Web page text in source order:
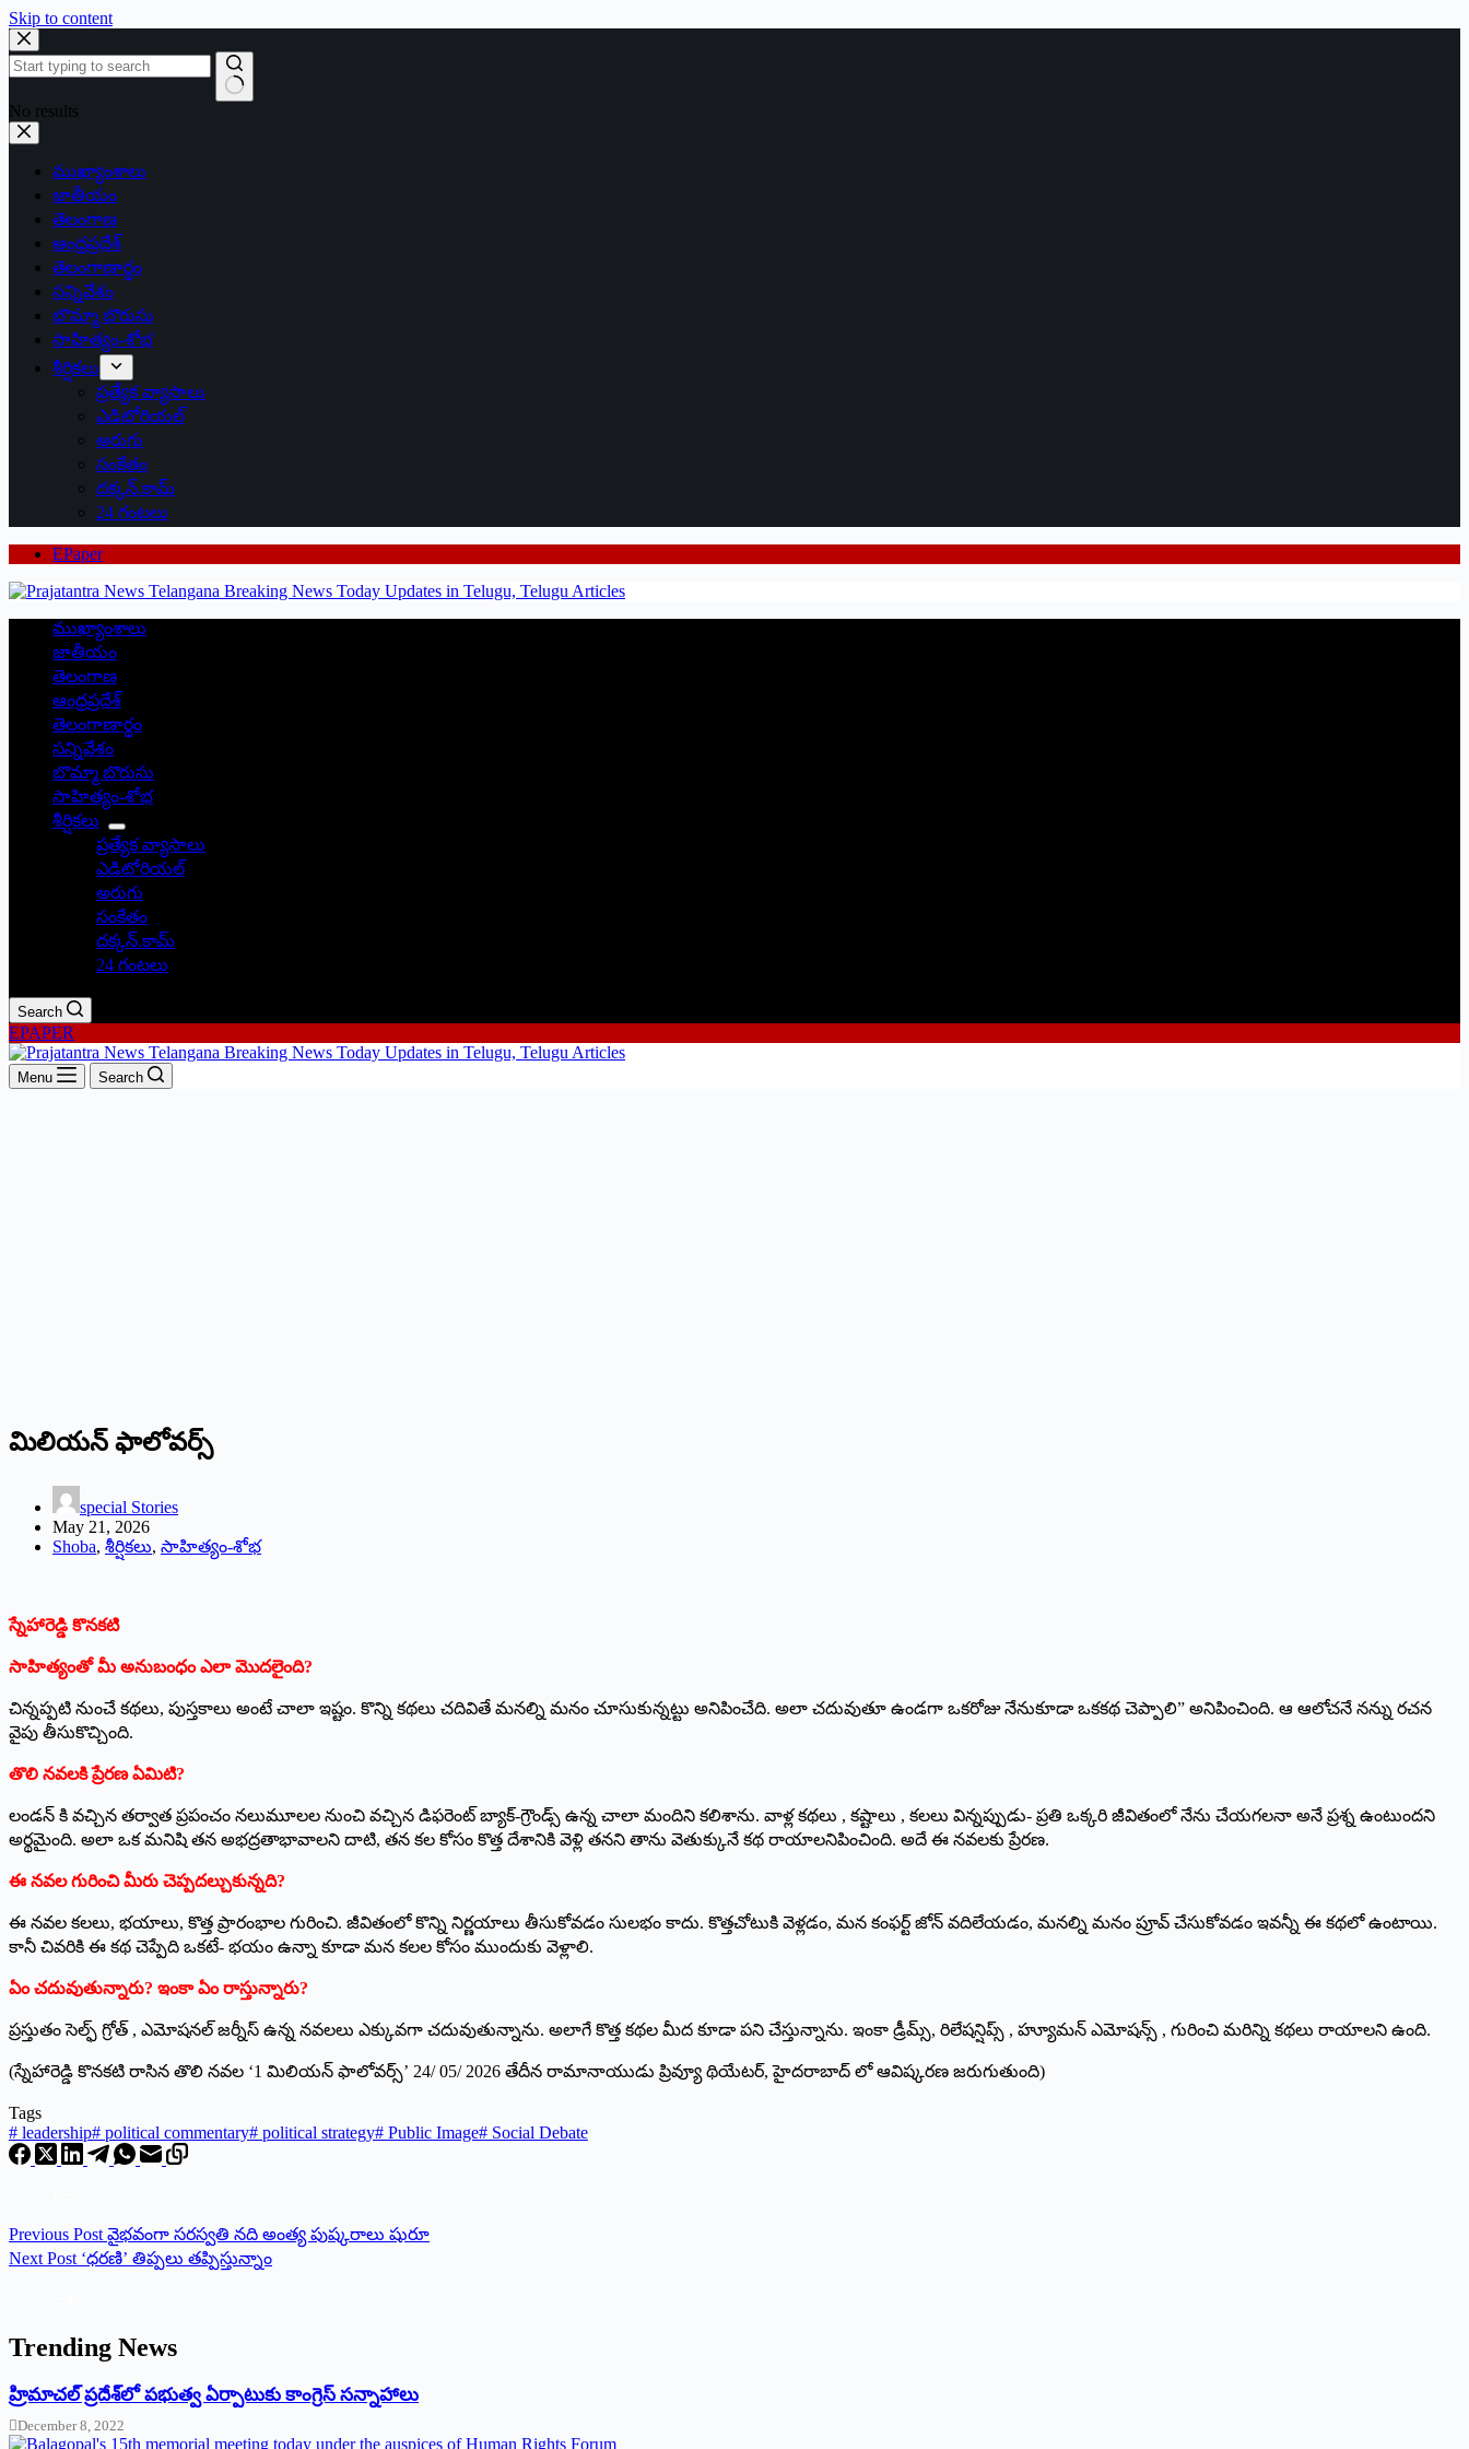
Skip to content
No results
ముఖ్యాంశాలు
జాతీయం
తెలంగాణ
ఆంధ్రప్రదేశ్
తెలంగాణార్థం
సన్నివేశం
బొమ్మా బొరుసు
సాహిత్యం-శోభ
శీర్షికలు
ప్రత్యేక వ్యాసాలు
ఎడిటోరియల్
అరుగు
సంకేతం
దక్కన్.కామ్
24 గంటలు
EPaper
ముఖ్యాంశాలు
జాతీయం
తెలంగాణ
ఆంధ్రప్రదేశ్
తెలంగాణార్థం
సన్నివేశం
బొమ్మా బొరుసు
సాహిత్యం-శోభ
శీర్షికలు
ప్రత్యేక వ్యాసాలు
ఎడిటోరియల్
అరుగు
సంకేతం
దక్కన్.కామ్
24 గంటలు
Search
EPAPER
Menu Search
మిలియన్ ఫాలోవర్స్
special Stories
May 21, 2026
Shoba, శీర్షికలు, సాహిత్యం-శోభ
స్నేహారెడ్డి కొనకటి
సాహిత్యంతో మీ అనుబంధం ఎలా మొదలైంది?
చిన్నప్పటి నుంచే కథలు, పుస్తకాలు అంటే చాలా ఇష్టం. కొన్ని కథలు చదివితే మనల్ని మనం చూసుకున్నట్టు అనిపించేది. అలా చదువుతూ ఉండగా ఒకరోజు నేనుకూడా ఒకకథ చెప్పాలి” అనిపించింది. ఆ ఆలోచనే నన్ను రచన
వైపు తీసుకొచ్చింది.
తొలి నవలకి ప్రేరణ ఏమిటి?
లండన్ కి వచ్చిన తర్వాత ప్రపంచం నలుమూలల నుంచి వచ్చిన డిఫరెంట్ బ్యాక్-గ్రౌండ్స్ ఉన్న చాలా మందిని కలిశాను. వాళ్ల కథలు , కష్టాలు , కలలు విన్నప్పుడు- ప్రతి ఒక్కరి జీవితంలో నేను చేయగలనా అనే ప్రశ్న ఉంటుందని
అర్థమైంది. అలా ఒక మనిషి తన అభద్రతాభావాలని దాటి, తన కల కోసం కొత్త దేశానికి వెళ్లి తనని తాను వెతుక్కునే కథ రాయాలనిపించింది. అదే ఈ నవలకు ప్రేరణ.
ఈ నవల గురించి మీరు చెప్పదల్చుకున్నది?
ఈ నవల కలలు, భయాలు, కొత్త ప్రారంభాల గురించి. జీవితంలో కొన్ని నిర్ణయాలు తీసుకోవడం సులభం కాదు. కొత్తచోటుకి వెళ్లడం, మన కంఫర్ట్ జోన్ వదిలేయడం, మనల్ని మనం ప్రూవ్ చేసుకోవడం ఇవన్నీ ఈ కథలో ఉంటాయి.
కానీ చివరికి ఈ కథ చెప్పేది ఒకటే- భయం ఉన్నా కూడా మన కలల కోసం ముందుకు వెళ్లాలి.
ఏం చదువుతున్నారు? ఇంకా ఏం రాస్తున్నారు?
ప్రస్తుతం సెల్ఫ్ గ్రోత్ , ఎమోషనల్ జర్నీస్ ఉన్న నవలలు ఎక్కువగా చదువుతున్నాను. అలాగే కొత్త కథల మీద కూడా పని చేస్తున్నాను. ఇంకా డ్రీమ్స్, రిలేషన్షిప్స్ , హ్యూమన్ ఎమోషన్స్ , గురించి మరిన్ని కథలు రాయాలని ఉంది.
(స్నేహారెడ్డి కొనకటి రాసిన తొలి నవల ‘1 మిలియన్ ఫాలోవర్స్’ 24/ 05/ 2026 తేదీన రామానాయుడు ప్రివ్యూ థియేటర్, హైదరాబాద్ లో ఆవిష్కరణ జరుగుతుంది)
Tags
# leadership# political commentary# political strategy# Public Image# Social Debate
Previous Post వైభవంగా సరస్వతి నది అంత్య పుష్కరాలు షురూ
Next Post ‘ధరణి’ తిప్పలు తప్పిస్తున్నాం
Trending News
‌హ్రిమాచల్‌ ‌ప్రదేశ్‌లో పభుత్వ ఏర్పాటుకు కాంగ్రెస్‌ ‌సన్నాహాలు
December 8, 2022